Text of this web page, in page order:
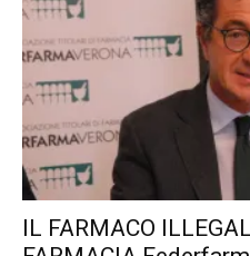
IL FARMACO